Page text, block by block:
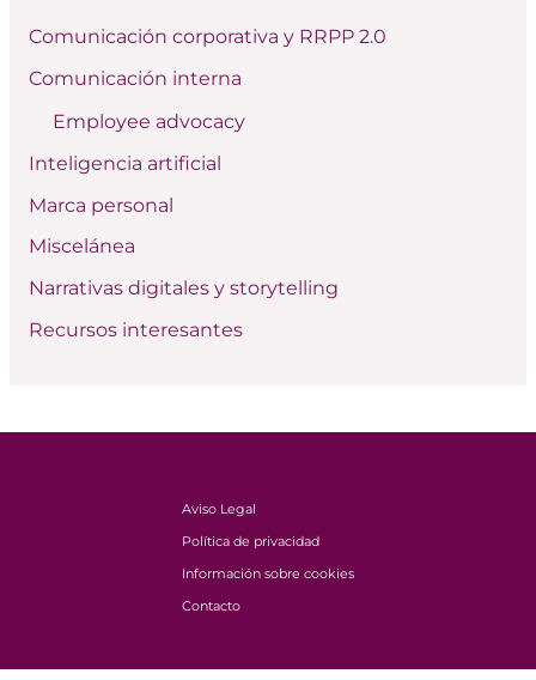
p
o
:
Comunicación corporativa y RRPP 2.0
Comunicación interna
Employee advocacy
Inteligencia artificial
Marca personal
Miscelánea
Narrativas digitales y storytelling
Recursos interesantes
Aviso Legal
Política de privacidad
Información sobre cookies
Contacto